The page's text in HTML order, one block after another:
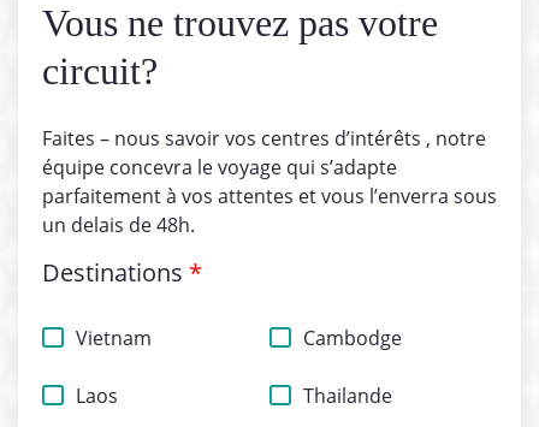
Vous ne trouvez pas votre
circuit?
Faites – nous savoir vos centres d’intérêts , notre
équipe concevra le voyage qui s’adapte
parfaitement à vos attentes et vous l’enverra sous
un delais de 48h.
Destinations *
Vietnam Cambodge
Laos Thailande